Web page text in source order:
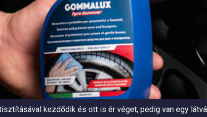
kezdődik és ott is ér véget, pedig van egy